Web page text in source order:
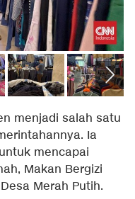
menjadi salah satu
Ia
mencapai
Makan Bergizi
Merah Putih.